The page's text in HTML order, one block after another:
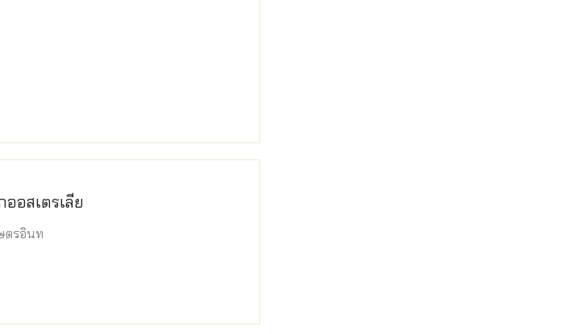
อสเตรเลีย
ตรอินท